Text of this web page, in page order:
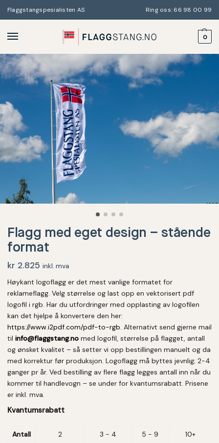
Flaggstangspesialisten AS Ring oss: 66 98 00 99
0
Flagg med eget design – stående
format
kr 2.825 inkl. mva
Høykant logoflagg er det mest vanlige formatet for
reklameflagg. Velg størrelse og last opp en vektorisert pdf
logofil i rgb. Har du utfordringer med opplasting av logofilen
kan det hjelpe å konvertere den her:
https://www.i2pdf.com/pdf-to-rgb. Alternativt send gjerne mail
til info@flaggstang.no med logofil, størrelse på flagget, antall
og ønsket kvalitet – så setter vi opp bestillingen manuelt og da
med korrektur før produksjon. Logoflagg må byttes jevnlig; 2-4
ganger pr år. Ved bestilling av flere flagg legges antall inn når du
kommer til handlevogn – se under for kvantumsrabatt. Prisene
er inkl. mva.
Kvantumsrabatt
Antall 2 3 - 4 5 - 9
10+